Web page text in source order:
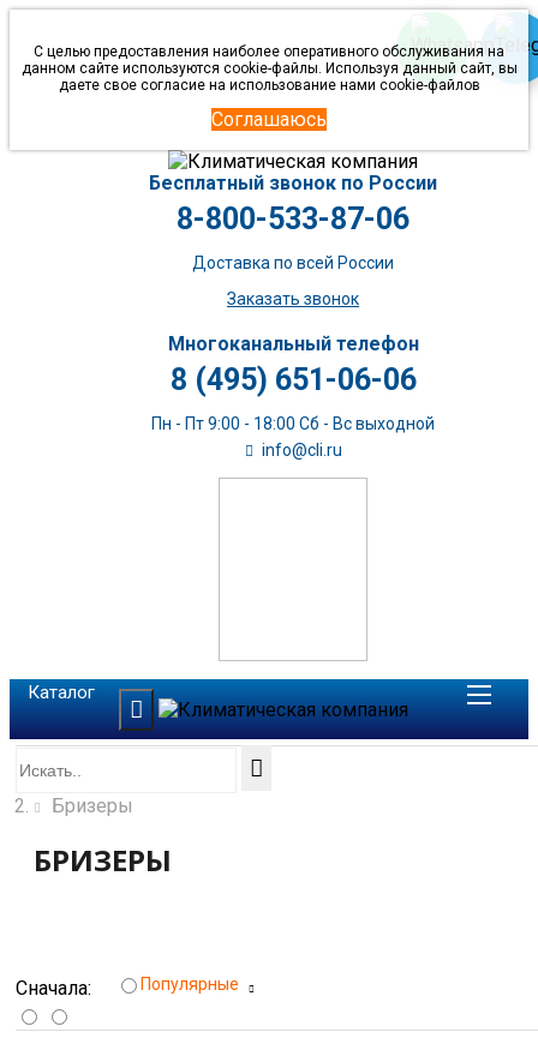
С целью предоставления наиболее оперативного обслуживания на
данном сайте используются cookie-файлы. Используя данный сайт, вы
даете свое согласие на использование нами cookie-файлов
Соглашаюсь
Бесплатный звонок по России
8-800-533-87-06
Доставка по всей России
Заказать звонок
Многоканальный телефон
8 (495) 651-06-06
Пн - Пт 9:00 - 18:00 Сб - Вс выходной
info@cli.ru
Каталог
Главная
Бризеры
БРИЗЕРЫ
Сначала: Популярные